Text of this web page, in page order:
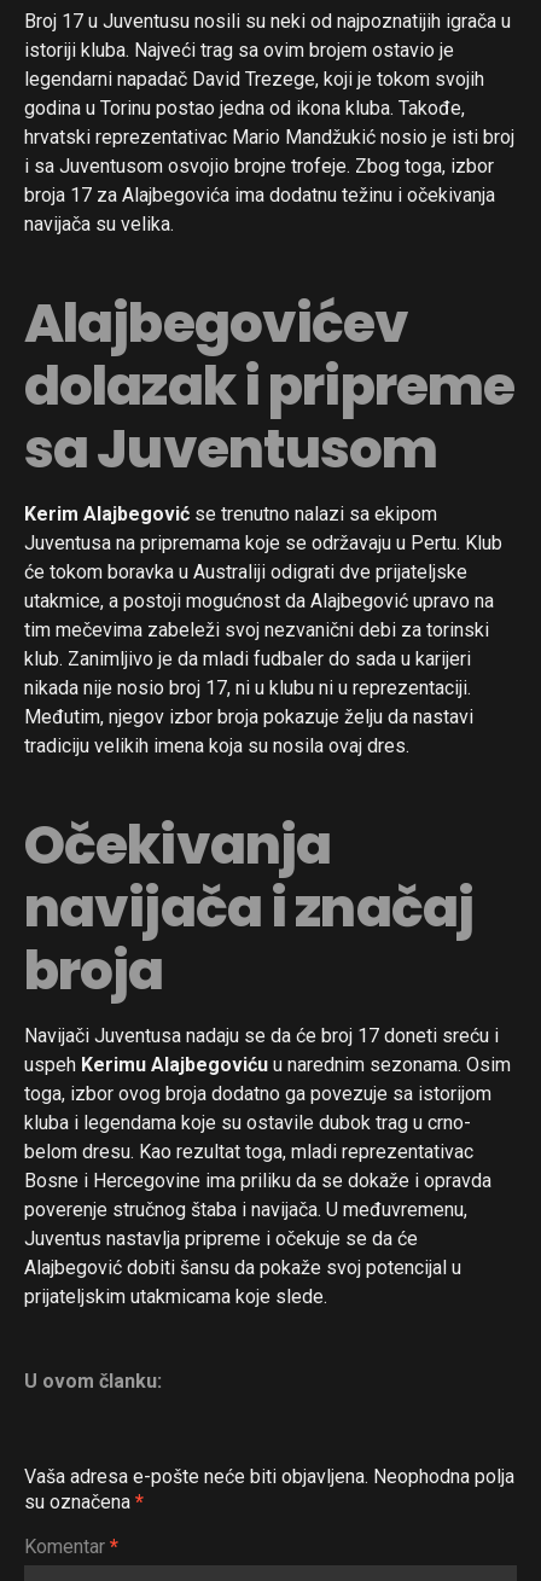
Broj 17 u Juventusu nosili su neki od najpoznatijih igrača u
istoriji kluba. Najveći trag sa ovim brojem ostavio je
legendarni napadač David Trezege, koji je tokom svojih
godina u Torinu postao jedna od ikona kluba. Takođe,
hrvatski reprezentativac Mario Mandžukić nosio je isti broj
i sa Juventusom osvojio brojne trofeje. Zbog toga, izbor
broja 17 za Alajbegovića ima dodatnu težinu i očekivanja
navijača su velika.
Alajbegovićev
dolazak i pripreme
sa Juventusom
Kerim Alajbegović se trenutno nalazi sa ekipom
Juventusa na pripremama koje se održavaju u Pertu. Klub
će tokom boravka u Australiji odigrati dve prijateljske
utakmice, a postoji mogućnost da Alajbegović upravo na
tim mečevima zabeleži svoj nezvanični debi za torinski
klub. Zanimljivo je da mladi fudbaler do sada u karijeri
nikada nije nosio broj 17, ni u klubu ni u reprezentaciji.
Međutim, njegov izbor broja pokazuje želju da nastavi
tradiciju velikih imena koja su nosila ovaj dres.
Očekivanja
navijača i značaj
broja
Navijači Juventusa nadaju se da će broj 17 doneti sreću i
uspeh Kerimu Alajbegoviću u narednim sezonama. Osim
toga, izbor ovog broja dodatno ga povezuje sa istorijom
kluba i legendama koje su ostavile dubok trag u crno-
belom dresu. Kao rezultat toga, mladi reprezentativac
Bosne i Hercegovine ima priliku da se dokaže i opravda
poverenje stručnog štaba i navijača. U međuvremenu,
Juventus nastavlja pripreme i očekuje se da će
Alajbegović dobiti šansu da pokaže svoj potencijal u
prijateljskim utakmicama koje slede.
U ovom članku:
Vaša adresa e-pošte neće biti objavljena. Neophodna polja
su označena *
Komentar *